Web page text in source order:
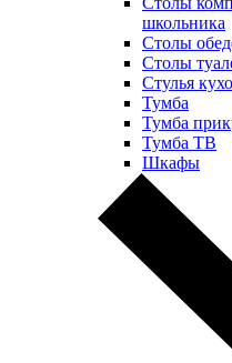
школьника
Столы
Столы
Стулья
Тумба
Тумба
Тумба ТВ
Шкафы